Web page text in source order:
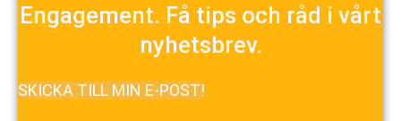
Engagement. Få tips och råd i vårt
nyhetsbrev.
SKICKA TILL MIN E-POST!